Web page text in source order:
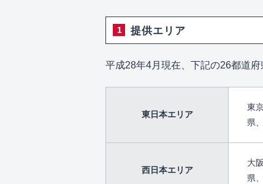
提供エリア
平成28年4月現在、下記の26都道府
東日本エリア
東
県
西日本エリア
大
県